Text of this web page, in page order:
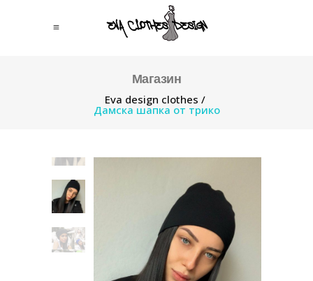
Магазин
Eva design clothes /
Дамска шапка от трико